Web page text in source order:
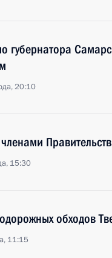
губернатора
20:10
15:30
обходов
11:15